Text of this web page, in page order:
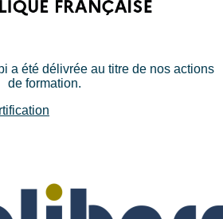
a été délivrée au titre de nos actions
de formation.